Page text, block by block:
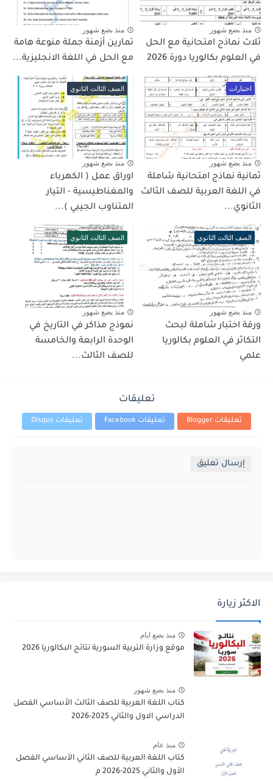
منذ بضع شهور
ثلاث نماذج امتحانية مع الحل
في العلوم بكالوريا دورة 2026
منذ بضع شهور
تمارين أزمنة جملة منوعة هامة
مع الحل في اللغة الانجليزية...
اختبارات
منذ بضع شهور
ثمانية نماذج امتحانية شاملة
في اللغة العربية للصف الثالث
الثانوي...
الصف الثالث الثانوي
منذ بضع شهور
اوراق عمل ( الكهرباء
والمغناطيسية - التيار
المتناوب الجيبي )...
الصف الثالث الثانوي
منذ بضع شهور
ورقة اختبار شاملة لبحث
التكاثر في العلوم بكالوريا
علمي
الصف الثالث الثانوي
منذ بضع شهور
نموذج مذاكر في التاريخ في
الوحدة الرابعة والخامسة
للصف الثالث...
تعليقات
تعليقات Blogger تعليقات Facebook تعليقات Disqus
إرسال تعليق
الاكثر زيارة
منذ بضع ايام
موقع وزارة التربية السورية نتائج البكالوريا 2026
منذ بضع شهور
كتاب اللغة العربية للصف الثالث الأساسي الفصل
الدراسي الاول والثاني 2025-2026
منذ عام
كتاب اللغة العربية للصف الثاني الأساسي الفصل
الأول والثاني 2025-2026 م